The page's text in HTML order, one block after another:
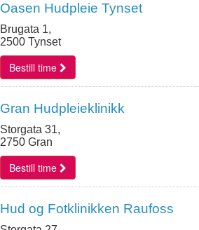
Oasen Hudpleie Tynset
Brugata 1,
2500 Tynset
Bestill time
Gran Hudpleieklinikk
Storgata 31,
2750 Gran
Bestill time
Hud og Fotklinikken Raufoss